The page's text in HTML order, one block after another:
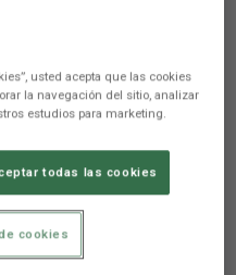
best of my
el partido
sido el mejor de mi
usted acepta que las cookies
la navegación del sitio, analizar
estudios para marketing.
todas las cookies
cookies